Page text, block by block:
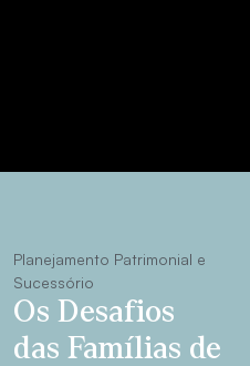
Planejamento Patrimonial e
Sucessório
Os Desafios
das Famílias de